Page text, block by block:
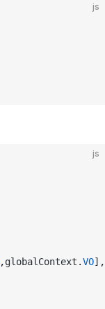
js
js
,globalContext.VO],